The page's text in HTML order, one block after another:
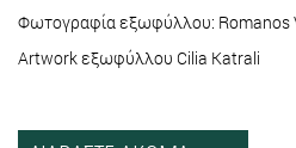
Φωτογραφία εξωφύλλου: Romanos
Artwork εξωφύλλου Cilia Katrali